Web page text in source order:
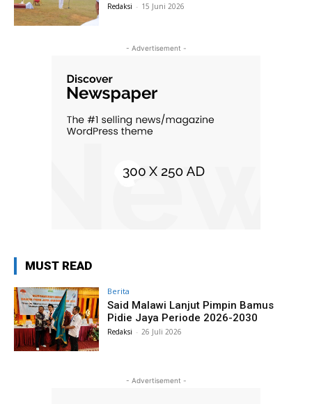
Redaksi - 15 Juni 2026
- Advertisement -
MUST READ
Berita
Said Malawi Lanjut Pimpin Bamus
Pidie Jaya Periode 2026-2030
Redaksi - 26 Juli 2026
- Advertisement -